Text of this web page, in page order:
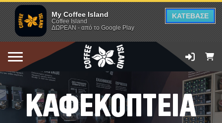
My Coffee Island
Coffee Island
ΔΩΡΕΑΝ - από το Google Play
ΚΑΤΕΒΑΣΕ
ΚΑΦΕΚΟΠΤΕΙΑ